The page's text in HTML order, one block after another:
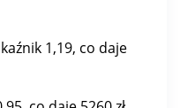
1,19, co daje